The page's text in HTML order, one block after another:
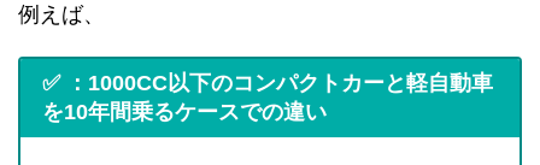
例えば、
✅ ：1000CC以下のコンパクトカーと軽自動車
を10年間乗るケースでの違い